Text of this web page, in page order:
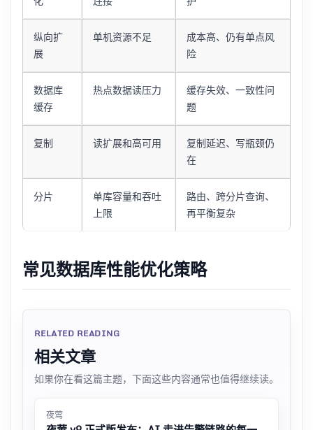
纵向扩
展
单机资源不足
成本高、仍有单点风
险
数据库
缓存
热点数据读压力
缓存失效、一致性问
题
复制 读扩展和高可用
复制延迟、写瓶颈仍
在
分片
单库容量和吞吐
上限
路由、跨分片查询、
再平衡复杂
常见数据库性能优化策略
RELATED READING
相关文章
如果你在看这篇主题，下面这些内容通常也值得继续读。
夜莺